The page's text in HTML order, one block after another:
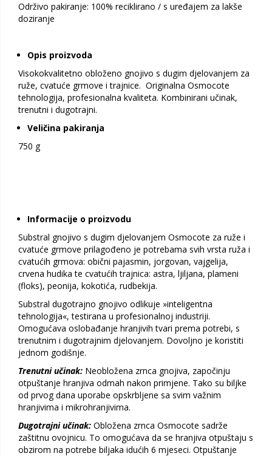
Održivo pakiranje: 100% reciklirano / s uređajem za lakše
doziranje
Opis proizvoda
Visokokvalitetno obloženo gnojivo s dugim djelovanjem za
ruže, cvatuće grmove i trajnice. Originalna Osmocote
tehnologija, profesionalna kvaliteta. Kombinirani učinak,
trenutni i dugotrajni.
Veličina pakiranja
750 g
Informacije o proizvodu
Substral gnojivo s dugim djelovanjem Osmocote za ruže i
cvatuće grmove prilagođeno je potrebama svih vrsta ruža i
cvatućih grmova: obični pajasmin, jorgovan, vajgelija,
crvena hudika te cvatućih trajnica: astra, ljiljana, plameni
(floks), peonija, kokotića, rudbekija.
Substral dugotrajno gnojivo odlikuje »inteligentna
tehnologija«, testirana u profesionalnoj industriji.
Omogućava oslobađanje hranjivih tvari prema potrebi, s
trenutnim i dugotrajnim djelovanjem. Dovoljno je koristiti
jednom godišnje.
Trenutni učinak: Neobložena zrnca gnojiva, započinju
otpuštanje hranjiva odmah nakon primjene. Tako su biljke
od prvog dana uporabe opskrbljene sa svim važnim
hranjivima i mikrohranjivima.
Dugotrajni učinak: Obložena zrnca Osmocote sadrže
zaštitnu ovojnicu. To omogućava da se hranjiva otpuštaju s
obzirom na potrebe biljaka idućih 6 mjeseci. Otpuštanje